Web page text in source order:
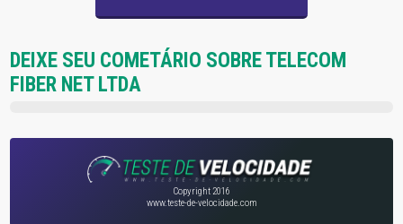
DEIXE SEU COMETÁRIO SOBRE TELECOM
FIBER NET LTDA
Copyright 2016
www.teste-de-velocidade.com